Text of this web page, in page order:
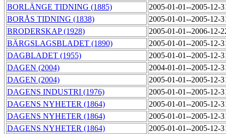
BORLÄNGE TIDNING (1885)
2005-01-01--2005-12-
BORÅS TIDNING (1838)
2005-01-01--2005-12-
BRODERSKAP (1928)
2005-01-01--2006-12-
BÄRGSLAGSBLADET (1890)
2005-01-01--2005-12-
DAGBLADET (1955)
2005-01-01--2005-12-
DAGEN (2004)
2004-01-01--2005-12-
DAGEN (2004)
2005-01-01--2005-12-
DAGENS INDUSTRI (1976)
2005-01-01--2005-12-
DAGENS NYHETER (1864)
2005-01-01--2005-12-
DAGENS NYHETER (1864)
2005-01-01--2005-12-
DAGENS NYHETER (1864)
2005-01-01--2005-12-